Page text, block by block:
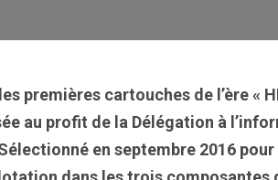
premières cartouches de l’ère «
au profit de la Délégation à
en septembre 2016